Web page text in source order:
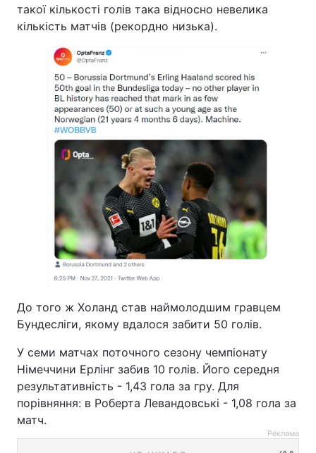
такої кількості голів така відносно невелика
кількість матчів (рекордно низька).
До того ж Холанд став наймолодшим гравцем
Бундесліги, якому вдалося забити 50 голів.
У семи матчах поточного сезону чемпіонату
Німеччини Ерлінг забив 10 голів. Його середня
результативність - 1,43 гола за гру. Для
порівняння: в Роберта Левандовські - 1,08 гола за
матч.
Реклама